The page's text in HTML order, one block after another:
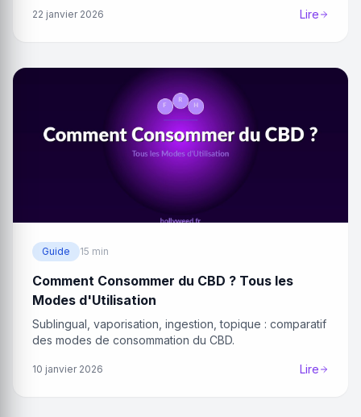
22 janvier 2026 Lire
Guide 15 min
Comment Consommer du CBD ? Tous les
Modes d'Utilisation
Sublingual, vaporisation, ingestion, topique : comparatif
des modes de consommation du CBD.
10 janvier 2026 Lire